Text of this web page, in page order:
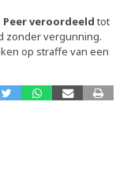
veroordeeld tot
zonder vergunning.
op straffe van een